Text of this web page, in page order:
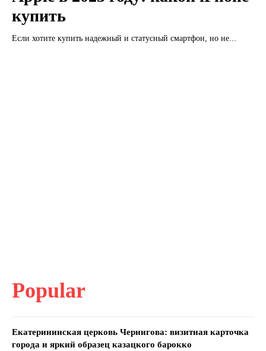
купить
Если хотите купить надежный и статусный смартфон, но не...
Popular
Екатерининская церковь Чернигова: визитная карточка
города и яркий образец казацкого барокко